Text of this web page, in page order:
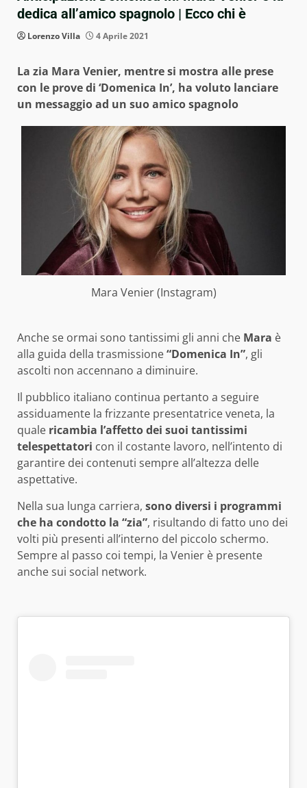
dedica all’amico spagnolo | Ecco chi è
Lorenzo Villa 4 Aprile 2021
La zia Mara Venier, mentre si mostra alle prese
con le prove di ‘Domenica In’, ha voluto lanciare
un messaggio ad un suo amico spagnolo
Mara Venier (Instagram)
Anche se ormai sono tantissimi gli anni che Mara è
alla guida della trasmissione“Domenica In”, gli
ascolti non accennano a diminuire.
Il pubblico italiano continua pertanto a seguire
assiduamente la frizzante presentatrice veneta, la
quale ricambia l’affetto dei suoi tantissimi
telespettatori con il costante lavoro, nell’intento di
garantire dei contenuti sempre all’altezza delle
aspettative.
Nella sua lunga carriera, sono diversi i programmi
che ha condotto la “zia”, risultando di fatto uno dei
volti più presenti all’interno del piccolo schermo.
Sempre al passo coi tempi, la Venier è presente
anche sui social network.